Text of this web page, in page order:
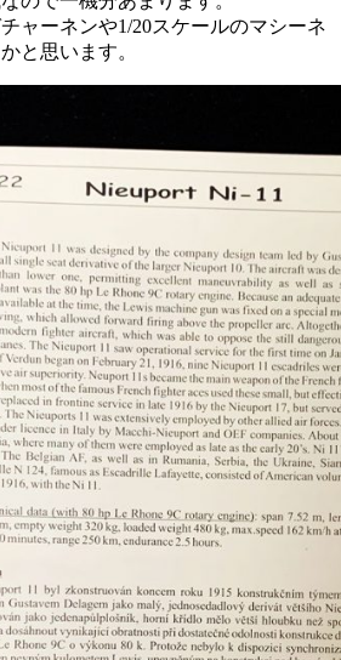
ャーネンや1/20スケールのマシーネ
と思います。